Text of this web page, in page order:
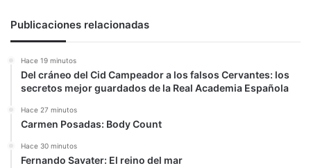
Publicaciones relacionadas
Hace 19 minutos
Del cráneo del Cid Campeador a los falsos Cervantes: los
secretos mejor guardados de la Real Academia Española
Hace 27 minutos
Carmen Posadas: Body Count
Hace 30 minutos
Fernando Savater: El reino del mar